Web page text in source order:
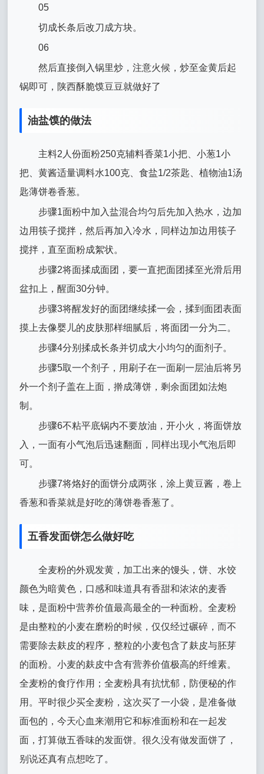
05
切成长条后改刀成方块。
06
然后直接倒入锅里炒，注意火候，炒至金黄后起
锅即可，陕西酥脆馍豆豆就做好了
油盐馍的做法
主料2人份面粉250克辅料香菜1小把、小葱1小
把、黄酱适量调料水100克、食盐1/2茶匙、植物油1汤
匙薄饼卷香葱。
步骤1面粉中加入盐混合均匀后先加入热水，边加
边用筷子搅拌，然后再加入冷水，同样边加边用筷子
搅拌，直至面粉成絮状。
步骤2将面揉成面团，要一直把面团揉至光滑后用
盆扣上，醒面30分钟。
步骤3将醒发好的面团继续揉一会，揉到面团表面
摸上去像婴儿的皮肤那样细腻后，将面团一分为二。
步骤4分别揉成长条并切成大小均匀的面剂子。
步骤5取一个剂子，用刷子在一面刷一层油后将另
外一个剂子盖在上面，擀成薄饼，剩余面团如法炮
制。
步骤6不粘平底锅内不要放油，开小火，将面饼放
入，一面有小气泡后迅速翻面，同样出现小气泡后即
可。
步骤7将烙好的面饼分成两张，涂上黄豆酱，卷上
香葱和香菜就是好吃的薄饼卷香葱了。
五香发面饼怎么做好吃
全麦粉的外观发黄，加工出来的馒头，饼、水饺
颜色为暗黄色，口感和味道具有香甜和浓浓的麦香
味，是面粉中营养价值最高最全的一种面粉。全麦粉
是由整粒的小麦在磨粉的时候，仅仅经过碾碎，而不
需要除去麸皮的程序，整粒的小麦包含了麸皮与胚芽
的面粉。小麦的麸皮中含有营养价值极高的纤维素。
全麦粉的食疗作用；全麦粉具有抗忧郁，防便秘的作
用。平时很少买全麦粉，这次买了一小袋，是准备做
面包的，今天心血来潮用它和标准面粉和在一起发
面，打算做五香味的发面饼。很久没有做发面饼了，
别说还真有点想吃了。